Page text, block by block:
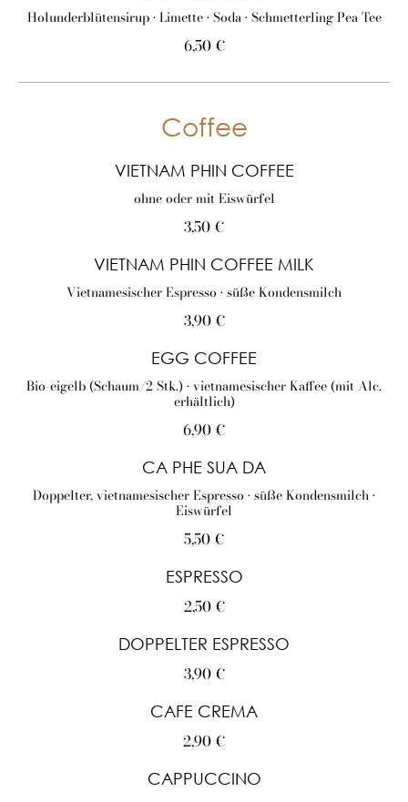
Holunderblütensirup • Limette • Soda • Schmetterling Pea Tee
6,50 €
Coffee
VIETNAM PHIN COFFEE
ohne oder mit Eiswürfel
3,50 €
VIETNAM PHIN COFFEE MILK
Vietnamesischer Espresso • süße Kondensmilch
3,90 €
EGG COFFEE
Bio-eigelb (Schaum/2 Stk.) • vietnamesischer Kaffee (mit Alc.
erhältlich)
6,90 €
CA PHE SUA DA
Doppelter, vietnamesischer Espresso • süße Kondensmilch •
Eiswürfel
5,50 €
ESPRESSO
2,50 €
DOPPELTER ESPRESSO
3,90 €
CAFE CREMA
2,90 €
CAPPUCCINO